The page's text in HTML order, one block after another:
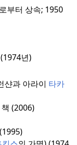
부터 상속; 1950
년)
샨과 아라이 타카
(2006)
(1995)